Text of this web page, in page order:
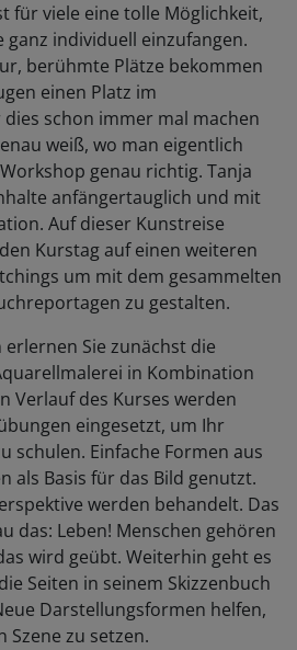
für viele eine tolle Möglichkeit,
ganz individuell einzufangen.
berühmte Plätze bekommen
einen Platz im
dies schon immer mal machen
weiß, wo man eigentlich
genau richtig. Tanja
anfängertauglich und mit
Auf dieser Kunstreise
Kurstag auf einen weiteren
um mit dem gesammelten
zu gestalten.
Sie zunächst die
in Kombination
Verlauf des Kurses werden
eingesetzt, um Ihr
schulen. Einfache Formen aus
als Basis für das Bild genutzt.
werden behandelt. Das
das: Leben! Menschen gehören
wird geübt. Weiterhin geht es
Seiten in seinem Skizzenbuch
Darstellungsformen helfen,
Szene zu setzen.